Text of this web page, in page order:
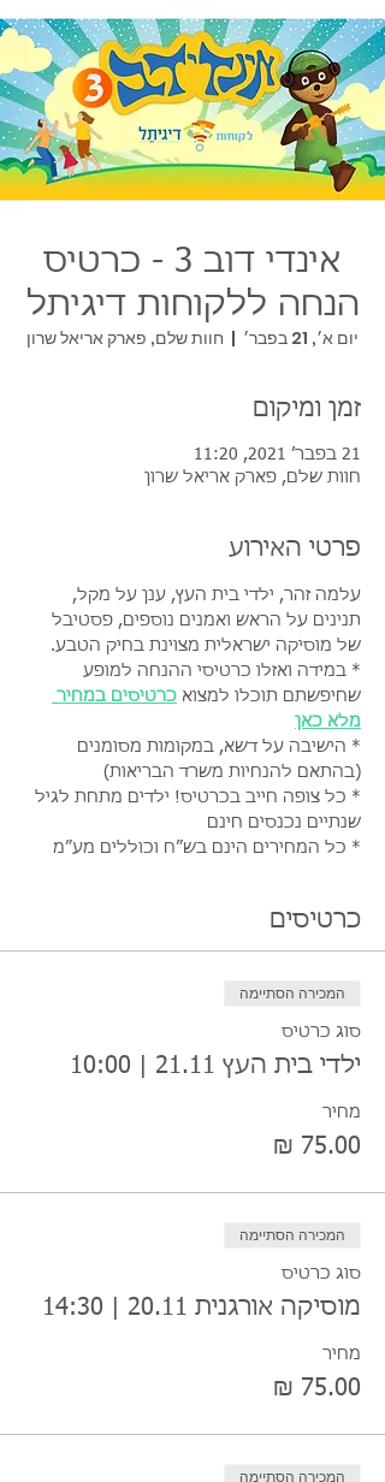
אינדי דוב 3 - כרטיס
הנחה ללקוחות דיגיתל
יום א׳, 21 בפבר׳
  |
חוות שלם, פארק אריאל שרון
זמן ומיקום
21 בפבר׳ 2021, 11:20
חוות שלם, פארק אריאל שרון
פרטי האירוע
עלמה זהר, ילדי בית העץ, ענן על מקל,
תנינים על הראש ואמנים נוספים, פסטיבל
של מוסיקה ישראלית מצוינת בחיק הטבע.
* במידה ואזלו כרטיסי ההנחה למופע
שחיפשתם תוכלו למצוא כרטיסים במחיר
מלא כאן
* הישיבה על דשא, במקומות מסומנים
(בהתאם להנחיות משרד הבריאות)
* כל צופה חייב בכרטיס! ילדים מתחת לגיל
שנתיים נכנסים חינם
* כל המחירים הינם בש״ח וכוללים מע״מ
כרטיסים
המכירה הסתיימה
סוג כרטיס
ילדי בית העץ 21.11 | 10:00
מחיר
המכירה הסתיימה
סוג כרטיס
מוסיקה אורגנית 20.11 | 14:30
מחיר
המכירה הסתיימה